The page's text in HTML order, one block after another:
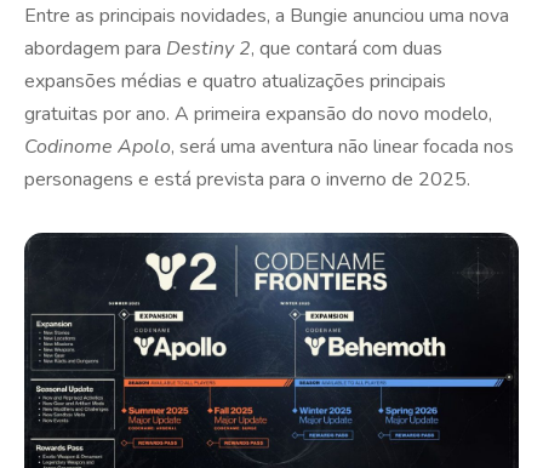
Entre as principais novidades, a Bungie anunciou uma nova
abordagem para Destiny 2, que contará com duas
expansões médias e quatro atualizações principais
gratuitas por ano. A primeira expansão do novo modelo,
Codinome Apolo, será uma aventura não linear focada nos
personagens e está prevista para o inverno de 2025.